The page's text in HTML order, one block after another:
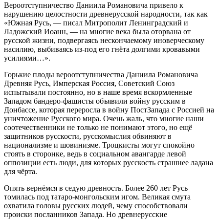
Вероотступничество Даниила Романовича привело к
нарушению целостности древнерусской народности, так как
«Южная Русь, — писал Митрополит Ленинградский и
Ладожский Иоанн, — на многие века была оторвана от
русской жизни, подвергаясь нескончаемому иноверческому
насилию, выбиваясь из-под его гнёта долгими кровавыми
усилиями…».
Горькие плоды вероотступничества Даниила Романовича
Древняя Русь, Имперская Россия, Советский Союз
испытывали постоянно, но в наше время вскормленные
Западом бандеро-фашисты объявили войну русским в
Донбассе, которая переросла в войну ПостЗапада с Россией на
уничтожение Русского мира. Очень жаль, что многие наши
соотечественники не только не понимают этого, но ещё
защитников русскости, русскомыслия обвиняют в
национализме и шовинизме. Троцкисты могут спокойно
стоять в сторонке, ведь в социальном авангарде левой
оппозиции есть люди, для которых русскость страшнее ладана
для чёрта.
Опять вернёмся в седую древность. Более 260 лет Русь
томилась под татаро-монгольским игом. Великая смута
охватила головы русских людей, чему способствовали
происки посланников Запада. Но древнерусские